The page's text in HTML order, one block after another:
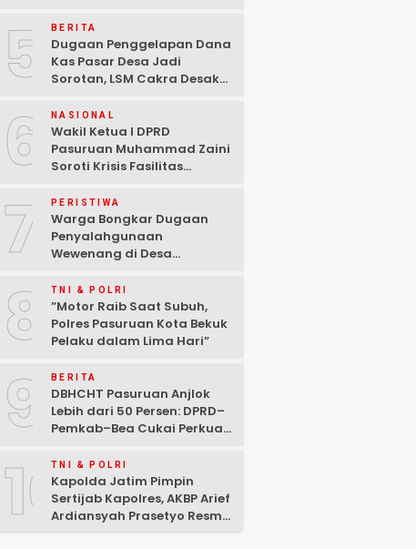
5 BERITA
Dugaan Penggelapan Dana
Kas Pasar Desa Jadi
Sorotan, LSM Cakra Desak
6 NASIONAL
Wakil Ketua I DPRD
Pasuruan Muhammad Zaini
Soroti Krisis Fasilitas
Anggaran
7 PERISTIWA
Warga Bongkar Dugaan
Penyalahgunaan
Wewenang di Desa
Mencuat
8 TNI & POLRI
‎”Motor Raib Saat Subuh,
Polres Pasuruan Kota Bekuk
Pelaku dalam Lima Hari” ‎
9 BERITA
DBHCHT Pasuruan Anjlok
Lebih dari 50 Persen: DPRD–
Pemkab–Bea Cukai Perkuat
Rokok Ilegal
10TNI & POLRI
Kapolda Jatim Pimpin
Sertijab Kapolres, AKBP Arief
Ardiansyah Prasetyo Resmi